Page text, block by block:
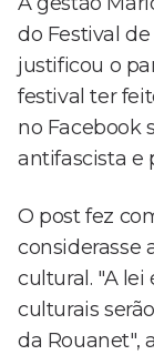
do Festival
justificou o
festival ter
no Facebook
antifascista e
O post fez
considerasse
cultural. "A lei
culturais
da Rouanet",